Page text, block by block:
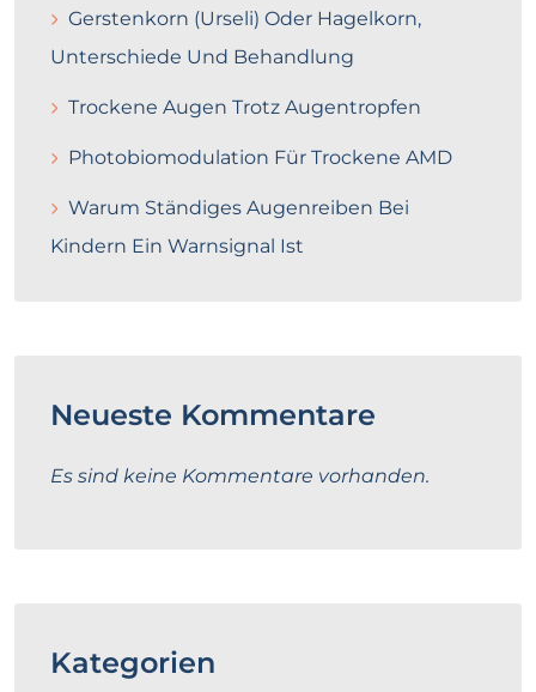
Gerstenkorn (Urseli) Oder Hagelkorn,
Unterschiede Und Behandlung
Trockene Augen Trotz Augentropfen
Photobiomodulation Für Trockene AMD
Warum Ständiges Augenreiben Bei
Kindern Ein Warnsignal Ist
Neueste Kommentare
Es sind keine Kommentare vorhanden.
Kategorien